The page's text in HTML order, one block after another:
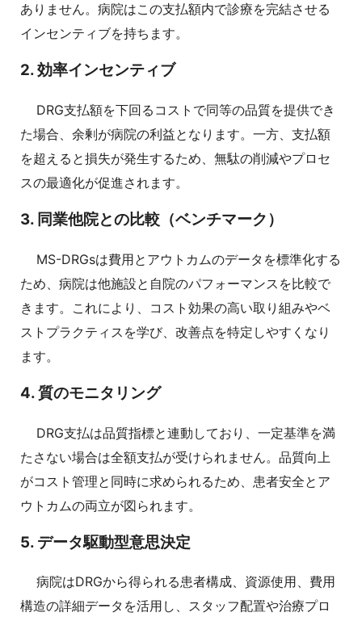
ありません。病院はこの支払額内で診療を完結させる
インセンティブを持ちます。
2. 効率インセンティブ
DRG支払額を下回るコストで同等の品質を提供でき
た場合、余剰が病院の利益となります。一方、支払額
を超えると損失が発生するため、無駄の削減やプロセ
スの最適化が促進されます。
3. 同業他院との比較（ベンチマーク）
MS-DRGsは費用とアウトカムのデータを標準化する
ため、病院は他施設と自院のパフォーマンスを比較で
きます。これにより、コスト効果の高い取り組みやベ
ストプラクティスを学び、改善点を特定しやすくなり
ます。
4. 質のモニタリング
DRG支払は品質指標と連動しており、一定基準を満
たさない場合は全額支払が受けられません。品質向上
がコスト管理と同時に求められるため、患者安全とア
ウトカムの両立が図られます。
5. データ駆動型意思決定
病院はDRGから得られる患者構成、資源使用、費用
構造の詳細データを活用し、スタッフ配置や治療プロ